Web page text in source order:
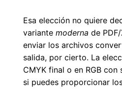
Esa elección no quiere
variante moderna de
enviar los archivos
salida, por cierto. La
CMYK final o en RGB
si puedes proporcionar